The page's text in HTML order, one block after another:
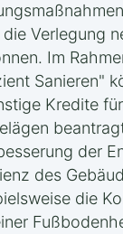
Verlegung
Im
Sanieren"
Kredite
der
des
die